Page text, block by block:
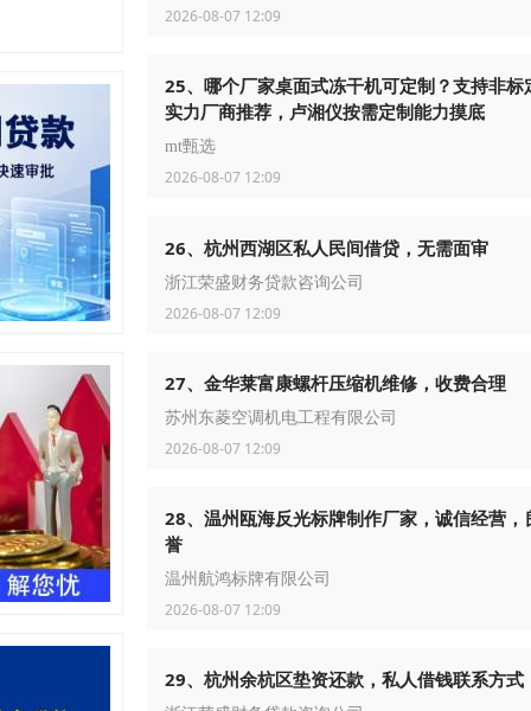
2026-08-07 12:09
25、哪个厂家桌面式冻干机可定制？支持非标
实力厂商推荐，卢湘仪按需定制能力摸底
mt甄选
2026-08-07 12:09
26、杭州西湖区私人民间借贷，无需面审
浙江荣盛财务贷款咨询公司
2026-08-07 12:09
27、金华莱富康螺杆压缩机维修，收费合理
苏州东菱空调机电工程有限公司
2026-08-07 12:09
28、温州瓯海反光标牌制作厂家，诚信经营，
誉
温州航鸿标牌有限公司
2026-08-07 12:09
29、杭州余杭区垫资还款，私人借钱联系方式